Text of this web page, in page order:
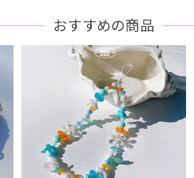
おすすめの商品